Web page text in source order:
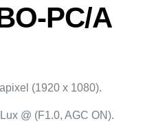
PC/A
(1920 x 1080).
@ (F1.0, AGC ON).